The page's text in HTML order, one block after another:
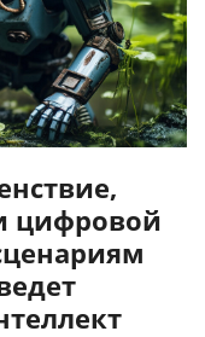
цифровой